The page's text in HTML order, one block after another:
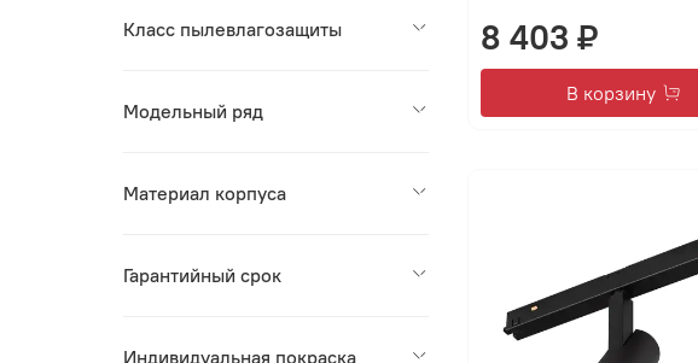
8 403 ₽
В корзину
Класс пылевлагозащиты
Модельный ряд
Материал корпуса
Гарантийный срок
Индивидуальная покраска